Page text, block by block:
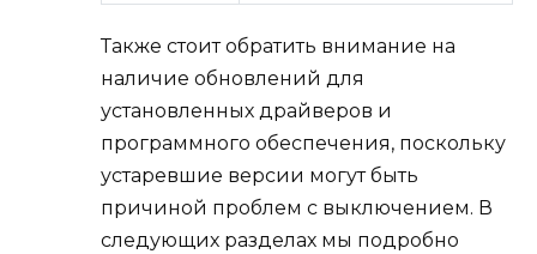
Также стоит обратить внимание на
наличие обновлений для
установленных драйверов и
программного обеспечения, поскольку
устаревшие версии могут быть
причиной проблем с выключением. В
следующих разделах мы подробно